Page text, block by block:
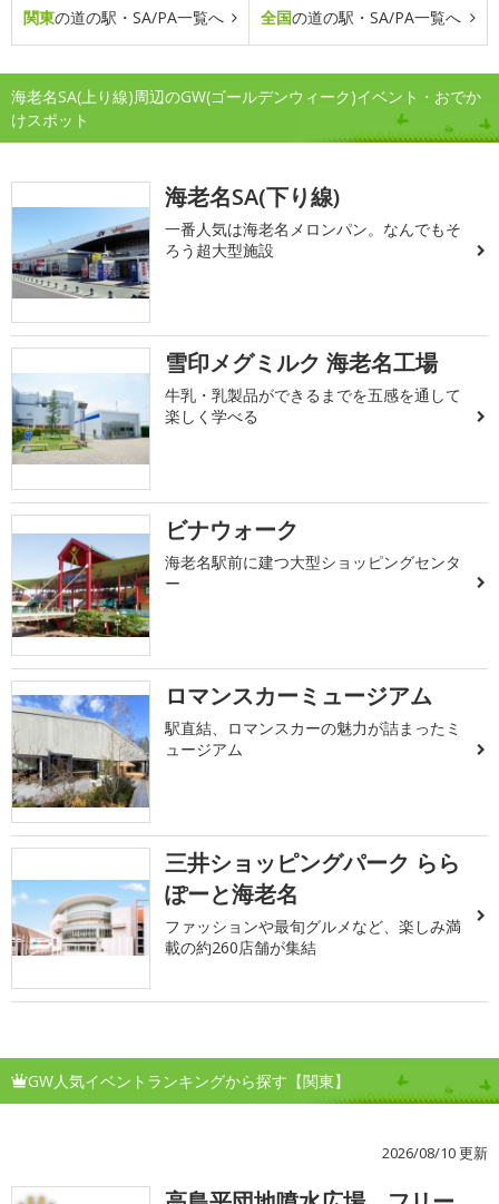
関東の道の駅・SA/PA一覧へ 全国の道の駅・SA/PA一覧へ
海老名SA(上り線)周辺のGW(ゴールデンウィーク)イベント・おでか
けスポット
海老名SA(下り線)
一番人気は海老名メロンパン。なんでもそ
ろう超大型施設
雪印メグミルク 海老名工場
牛乳・乳製品ができるまでを五感を通して
楽しく学べる
ビナウォーク
海老名駅前に建つ大型ショッピングセンタ
ー
ロマンスカーミュージアム
駅直結、ロマンスカーの魅力が詰まったミ
ュージアム
三井ショッピングパーク らら
ぽーと海老名
ファッションや最旬グルメなど、楽しみ満
載の約260店舗が集結
GW人気イベントランキングから探す【関東】
2026/08/10 更新